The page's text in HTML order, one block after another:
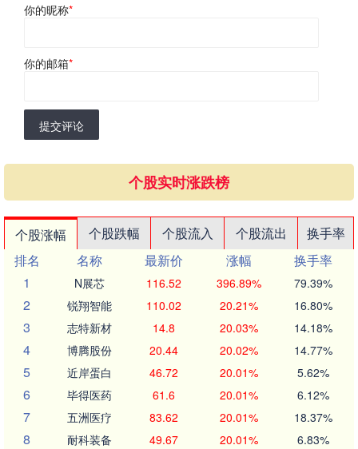
你的昵称*
你的邮箱*
提交评论
个股实时涨跌榜
个股涨幅 个股跌幅 个股流入 个股流出
换手率
排名
名称 最新价 涨幅
换手率
1
N展芯 116.52 396.89% 79.39%
2 锐翔智能 110.02 20.21% 16.80%
3 志特新材 14.8 20.03% 14.18%
4 博腾股份 20.44 20.02% 14.77%
5 近岸蛋白 46.72 20.01% 5.62%
6 毕得医药 61.6 20.01% 6.12%
7 五洲医疗 83.62 20.01% 18.37%
8 耐科装备 49.67 20.01% 6.83%